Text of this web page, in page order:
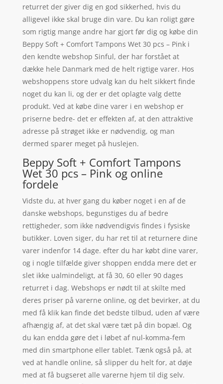
returret der giver dig en god sikkerhed, hvis du
alligevel ikke skal bruge din vare. Du kan roligt gøre
som rigtig mange andre har gjort før dig og købe din
Beppy Soft + Comfort Tampons Wet 30 pcs – Pink i
den kendte webshop Sinful, der har forstået at
dække hele Danmark med de helt rigtige varer. Hos
webshoppens store udvalg kan du helt sikkert finde
noget du kan li, og der er det oplagte valg dette
produkt. Ved at købe dine varer i en webshop er
priserne bedre- det er effekten af, at den attraktive
adresse på strøget ikke er nødvendig, og man
dermed sparer meget på huslejen.
Beppy Soft + Comfort Tampons
Wet 30 pcs – Pink og online
fordele
Vidste du, at hver gang du køber noget i en af de
danske webshops, begunstiges du af bedre
rettigheder, som ikke nødvendigvis findes i fysiske
butikker. Loven siger, du har ret til at returnere dine
varer indenfor 14 dage. efter du har købt dine varer,
og i nogle tilfælde giver shoppen endda mere det er
slet ikke ualmindeligt, at få 30, 60 eller 90 dages
returret i dag. Webshops er nødt til at skilte med
deres priser på varerne online, og det bevirker, at du
med få klik kan finde det bedste tilbud, uden af være
afhængig af, at det skal være tæt på din bopæl. Og
du kan endda gøre det i løbet af nul-komma-fem
med din smartphone eller tablet. Tænk også på, at
ved at handle online, så slipper du helt for, at døje
med at få bugseret alle varerne hjem til dig selv.